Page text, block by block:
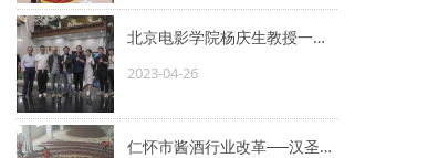
北京电影学院杨庆生教授一行莅临汉圣酒业参观指导
2023-04-26
仁怀市酱酒行业改革──汉圣酒业再次破圈而出